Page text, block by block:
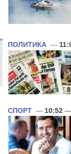
ПОЛИТИКА —
СПОРТ — 10:52 —